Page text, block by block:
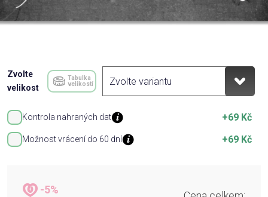
Zvolte
velikost
Tabulka
velikostí
Kontrola nahraných dat +69 Kč
Možnost vrácení do 60 dní +69 Kč
-5%